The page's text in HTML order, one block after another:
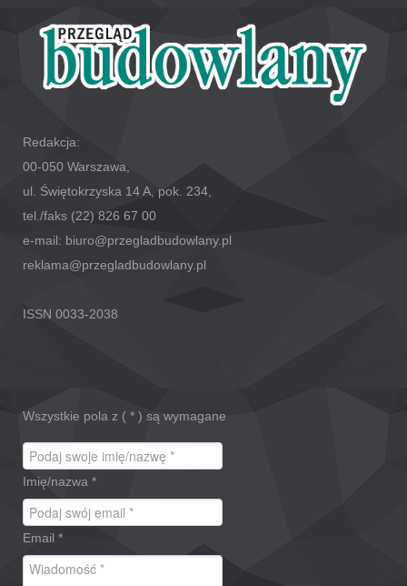
Redakcja:
00-050 Warszawa,
ul. Świętokrzyska 14 A, pok. 234,
tel./faks (22) 826 67 00
e-mail: biuro@przegladbudowlany.pl
reklama@przegladbudowlany.pl
ISSN 0033-2038
Wszystkie pola z ( * ) są wymagane
Imię/nazwa *
Email *